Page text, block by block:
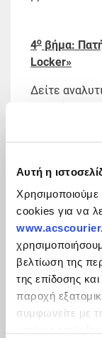
Αυτή η
cookies για να
βελτίωση της
της επίδοσης και
παροχή
συμφωνείτε με
4ο βήμα:
Locker»
Δείτε
εντοπίσετε